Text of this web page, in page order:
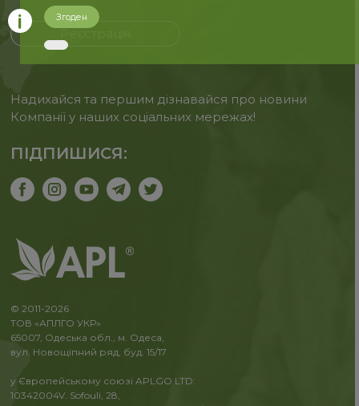
Реєстрація
Надихайся та першим дізнавайся про новини
Компанії у наших соціальних мережах!
ПІДПИШИСЯ:
© 2011-2026
ТОВ «АПЛГО УКР»
65007, Одеська обл., м. Одеса,
вул. Новощіпний ряд, буд. 15/17
у Європейському союзі APLGO LTD:
10342004V. Sofouli, 28,
Згоден